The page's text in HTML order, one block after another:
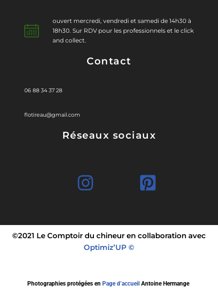
ouvert mercredi, vendredi et samedi de 14h30 à
18h30. Sur RDV pour les professionnels et le click
and collect.
Contact
06 88 34 37 28
flotireau@gmail.com
Réseaux sociaux
©2021 Le Comptoir du chineur en collaboration avec
Optimiz’UP ©
Photographies protégées en Page d’accueil Antoine Hermange